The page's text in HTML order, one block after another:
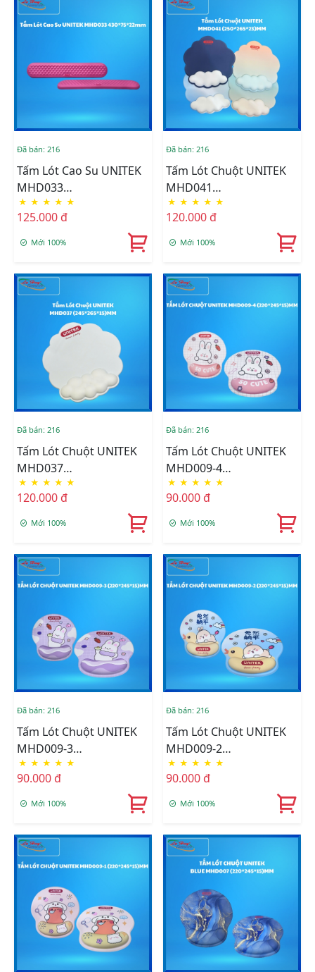
Đã bán: 216
Tấm Lót Cao Su UNITEK
MHD033
(430*75*22)mm
★ ★ ★ ★ ★
125.000 đ
Mới 100%
Đã bán: 216
Tấm Lót Chuột UNITEK
MHD041
(250*265*23)MM
★ ★ ★ ★ ★
120.000 đ
Mới 100%
Đã bán: 216
Tấm Lót Chuột UNITEK
MHD037
(245*265*15)MM
★ ★ ★ ★ ★
120.000 đ
Mới 100%
Đã bán: 216
Tấm Lót Chuột UNITEK
MHD009-4
(220*245*15)MM
★ ★ ★ ★ ★
90.000 đ
Mới 100%
Đã bán: 216
Tấm Lót Chuột UNITEK
MHD009-3
(220*245*15)MM
★ ★ ★ ★ ★
90.000 đ
Mới 100%
Đã bán: 216
Tấm Lót Chuột UNITEK
MHD009-2
(220*245*15)MM
★ ★ ★ ★ ★
90.000 đ
Mới 100%